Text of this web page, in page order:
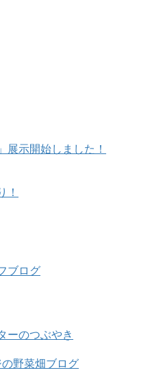
展示開始しました！
！
ブログ
ーのつぶやき
の野菜畑ブログ